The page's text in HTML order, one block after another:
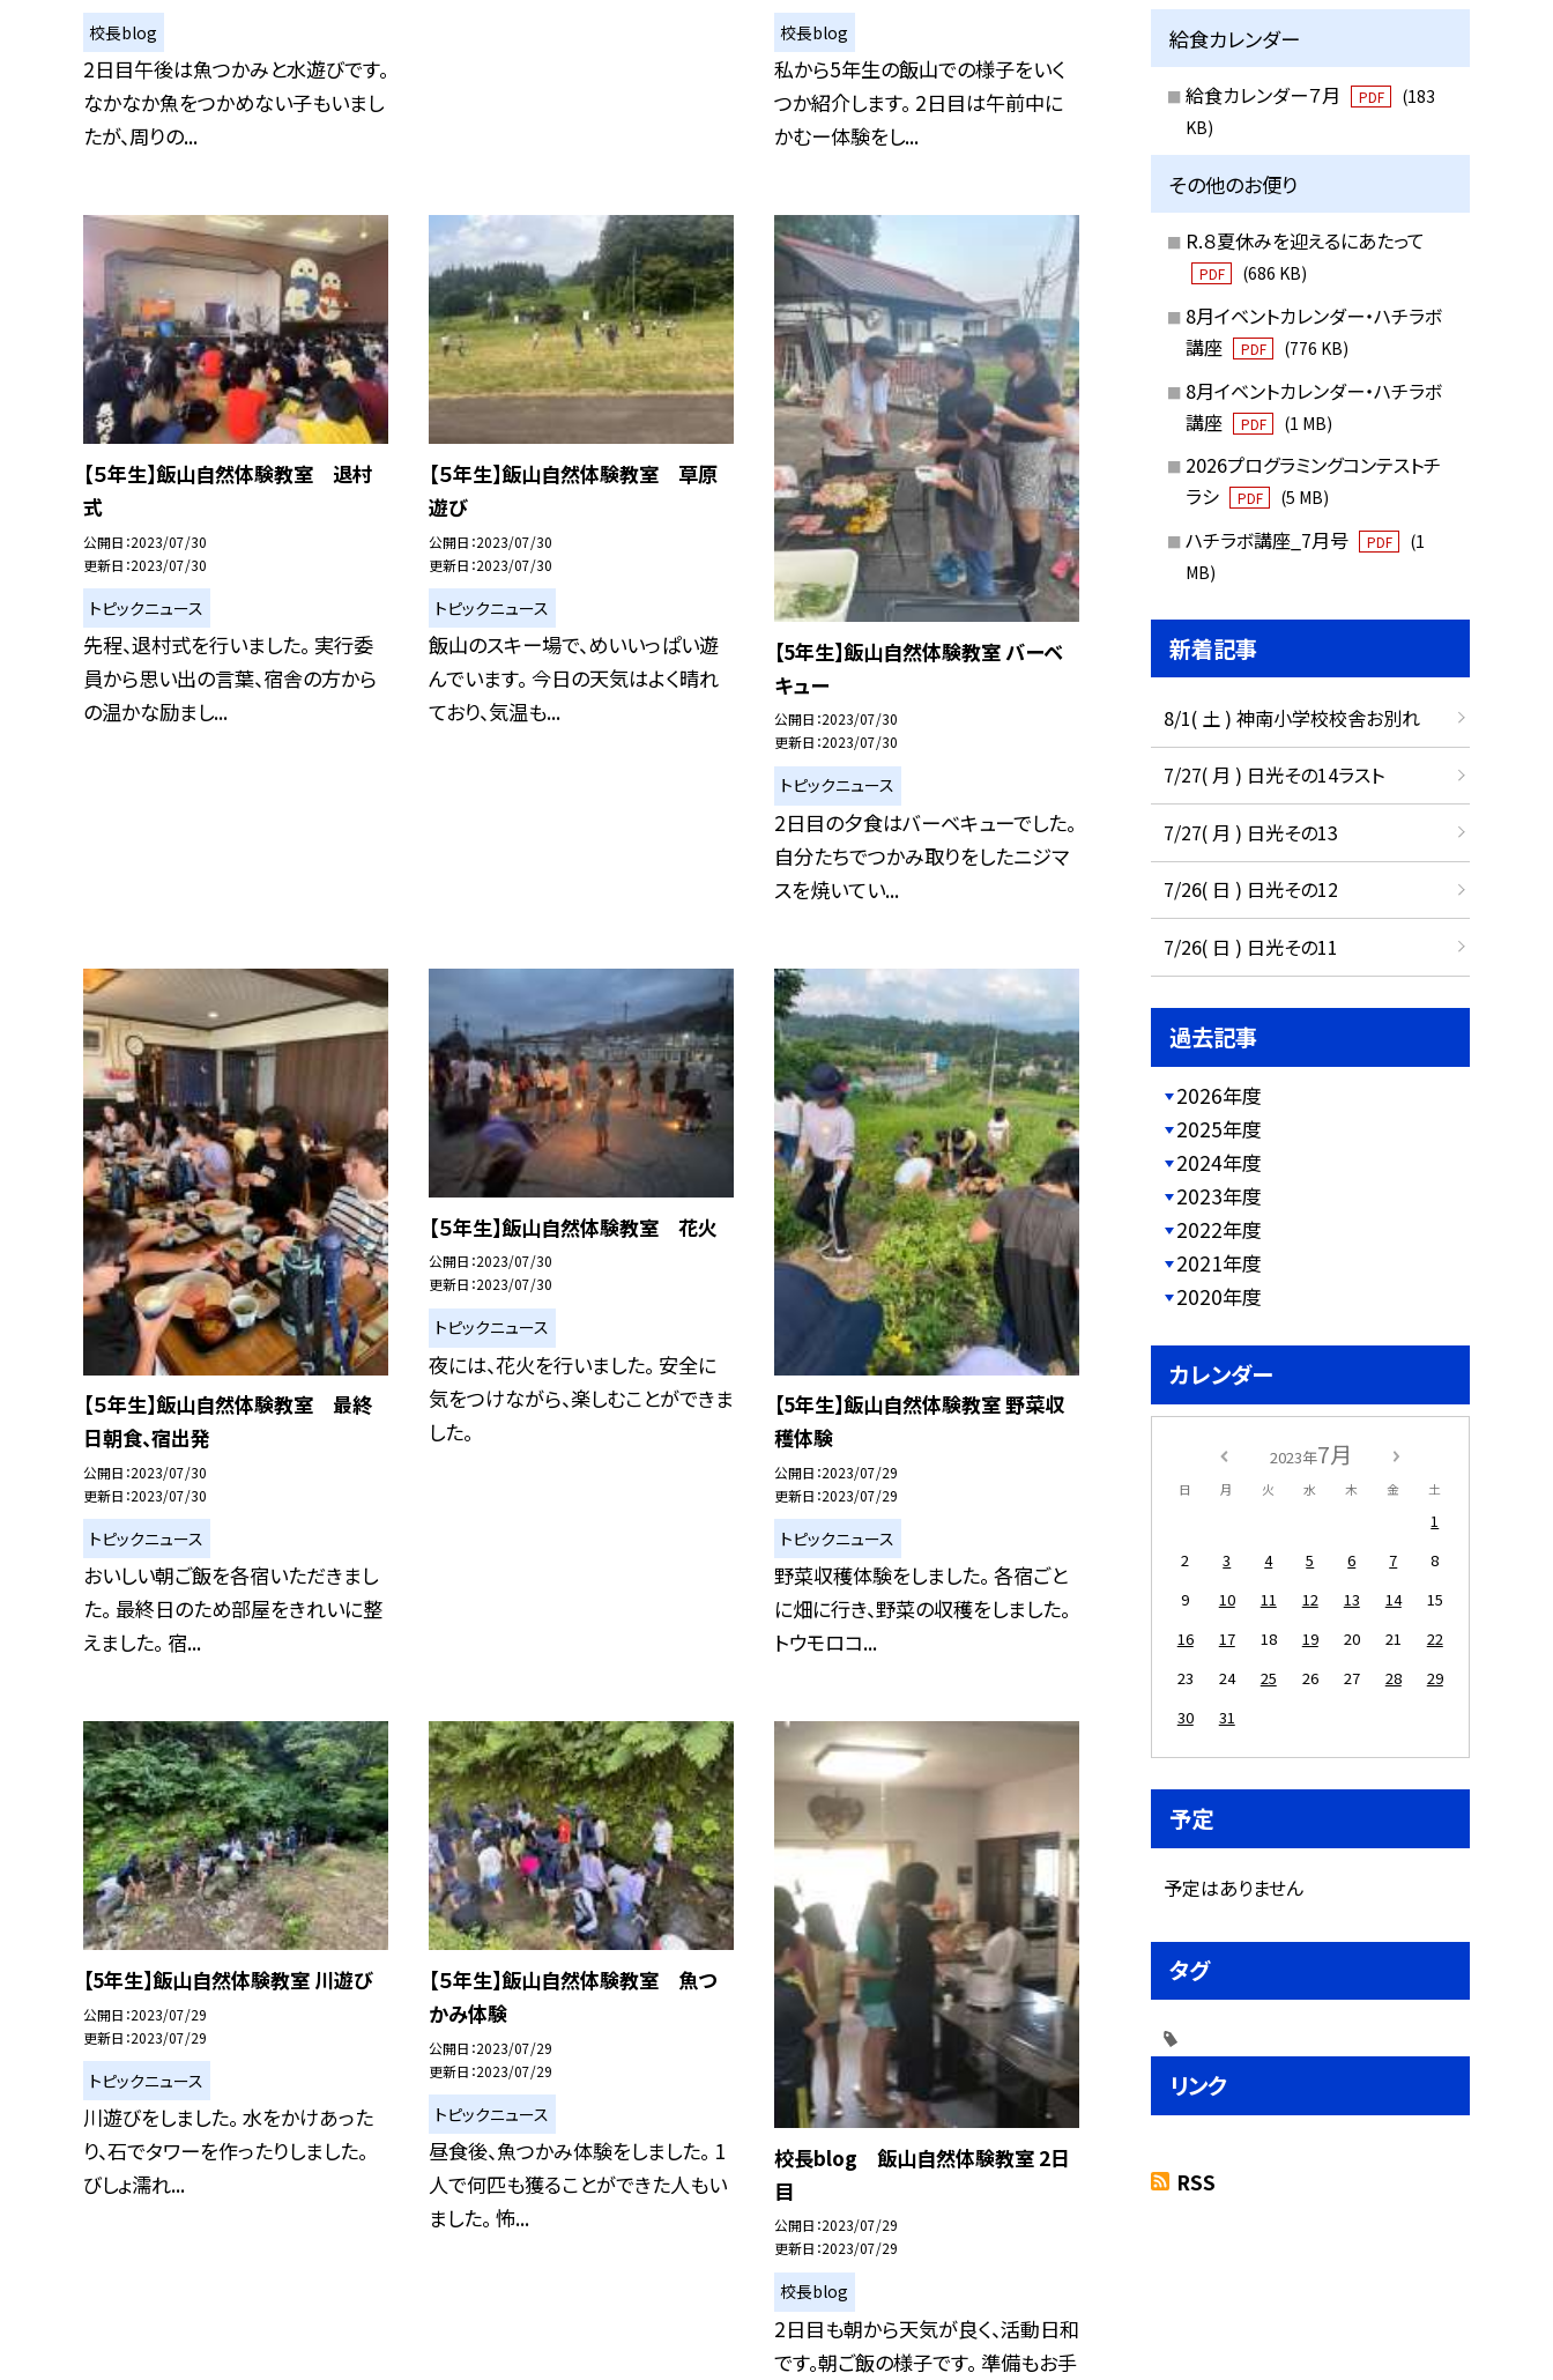
校長blog
2日目午後は魚つかみと水遊びです。
なかなか魚をつかめない子もいまし
たが、周りの...
校長blog
私から5年生の飯山での様子をいく
つか紹介します。 2日目は午前中に
かむー体験をし...
【５年生】飯山自然体験教室 退村
式
公開日 2023/07/30
更新日 2023/07/30
トピックニュース
先程、退村式を行いました。 実行委
員から思い出の言葉、宿舎の方から
の温かな励まし...
【５年生】飯山自然体験教室 草原
遊び
公開日 2023/07/30
更新日 2023/07/30
トピックニュース
飯山のスキー場で、めいいっぱい遊
んでいます。 今日の天気はよく晴れ
ており、気温も...
【5年生】飯山自然体験教室 バーベ
キュー
公開日 2023/07/30
更新日 2023/07/30
トピックニュース
2日目の夕食はバーベキューでした。
自分たちでつかみ取りをしたニジマ
スを焼いてい...
【５年生】飯山自然体験教室 最終
日朝食、宿出発
公開日 2023/07/30
更新日 2023/07/30
トピックニュース
おいしい朝ご飯を各宿いただきまし
た。 最終日のため部屋をきれいに整
えました。 宿...
【５年生】飯山自然体験教室 花火
公開日 2023/07/30
更新日 2023/07/30
トピックニュース
夜には、花火を行いました。 安全に
気をつけながら、楽しむことができま
した。
【5年生】飯山自然体験教室 野菜収
穫体験
公開日 2023/07/29
更新日 2023/07/29
トピックニュース
野菜収穫体験をしました。 各宿ごと
に畑に行き、野菜の収穫をしました。
トウモロコ...
【5年生】飯山自然体験教室 川遊び
公開日 2023/07/29
更新日 2023/07/29
トピックニュース
川遊びをしました。 水をかけあった
り、石でタワーを作ったりしました。
びしょ濡れ...
【５年生】飯山自然体験教室 魚つ
かみ体験
公開日 2023/07/29
更新日 2023/07/29
トピックニュース
昼食後、魚つかみ体験をしました。 1
人で何匹も獲ることができた人もい
ました。 怖...
校長blog 飯山自然体験教室 2日
目
公開日 2023/07/29
更新日 2023/07/29
校長blog
2日目も朝から天気が良く、活動日和
です。朝ご飯の様子です。 準備もお手
給食カレンダー
給食カレンダー７月 PDF
(183
KB)
その他のお便り
R.８夏休みを迎えるにあたって
PDF (686 KB)
8月イベントカレンダー・ハチラボ
講座
PDF (776 KB)
8月イベントカレンダー・ハチラボ
講座
PDF (1 MB)
2026プログラミングコンテストチ
ラシ
PDF (5 MB)
ハチラボ講座_7月号 PDF
(1
MB)
新着記事
8/1( 土 ) 神南小学校校舎お別れ
7/27( 月 ) 日光その14ラスト
7/27( 月 ) 日光その13
7/26( 日 ) 日光その12
7/26( 日 ) 日光その11
過去記事
2026年度
2025年度
2024年度
2023年度
2022年度
2021年度
2020年度
カレンダー
2023年7月
日 月 火 水 木 金 土
1
2
3 4 5 6 7
8
9
10 11 12 13 14
15
16
17 18 19 20 21
22
23
24 25 26 27 28
29
30
31
予定
予定はありません
タグ
リンク
RSS